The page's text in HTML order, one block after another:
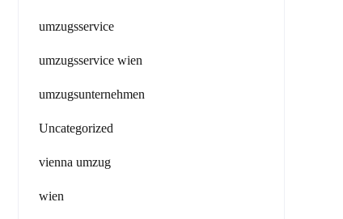
umzugsservice
umzugsservice wien
umzugsunternehmen
Uncategorized
vienna umzug
wien